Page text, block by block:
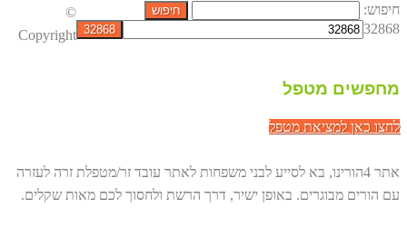
חיפוש:
32868
מחפשים מטפל
לחצו כאן למציאת מטפל
אתר 4הורינו, בא לסייע לבני משפחות לאתר עובד זר/מטפלת זרה לעזרה
עם הורים מבוגרים. באופן ישיר, דרך הרשת ולחסוך לכם מאות שקלים.
©
Copyright